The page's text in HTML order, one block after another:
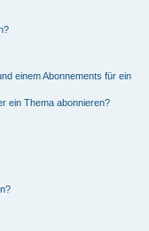
einem Abonnements für ein
ein Thema abonnieren?